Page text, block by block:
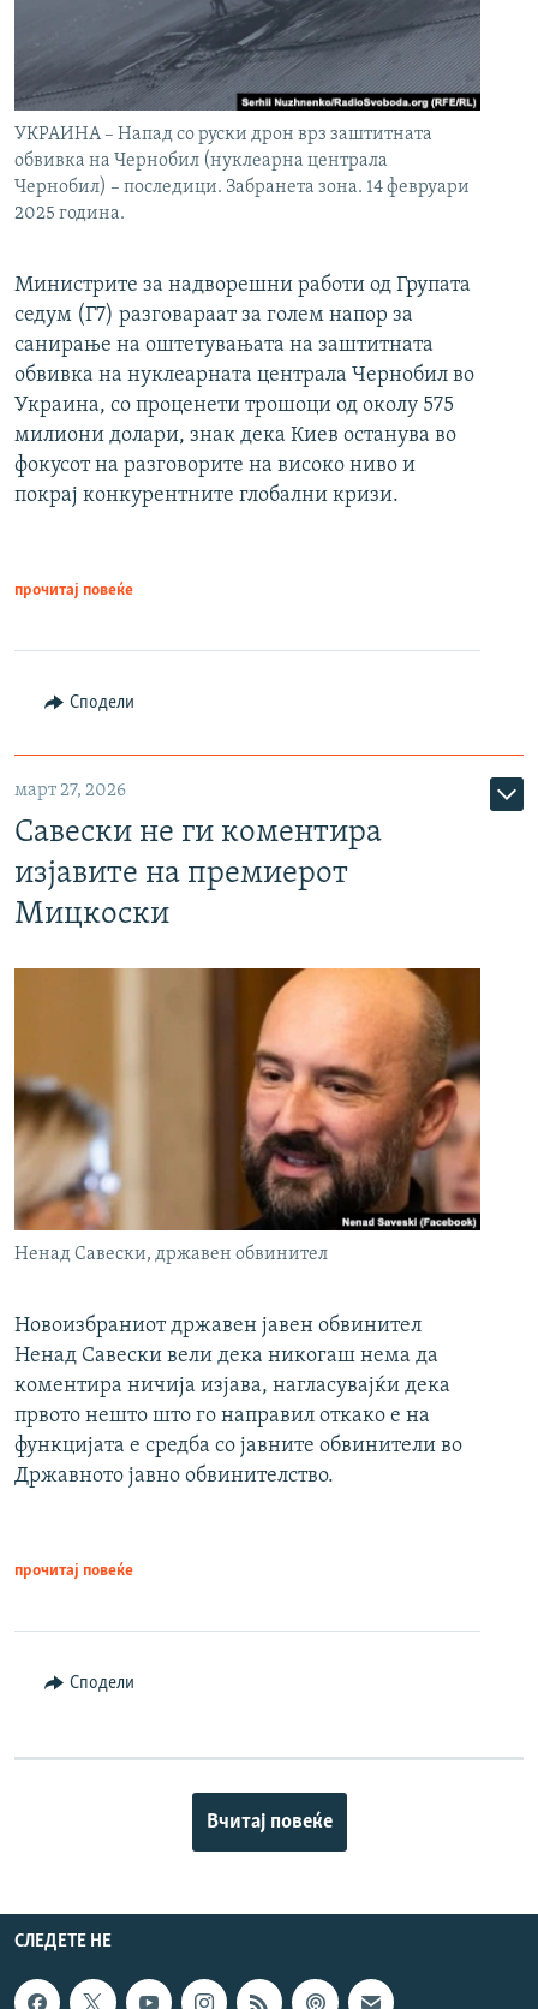
УКРАИНА – Напад со руски дрон врз заштитната
обвивка на Чернобил (нуклеарна централа
Чернобил) – последици. Забранета зона. 14 февруари
2025 година.
Министрите за надворешни работи од Групата
седум (Г7) разговараат за голем напор за
санирање на оштетувањата на заштитната
обвивка на нуклеарната централа Чернобил во
Украина, со проценети трошоци од околу 575
милиони долари, знак дека Киев останува во
фокусот на разговорите на високо ниво и
покрај конкурентните глобални кризи.
прочитај повеќе
Сподели
март 27, 2026
Савески не ги коментира
изјавите на премиерот
Мицкоски
Ненад Савески, државен обвинител
Новоизбраниот државен јавен обвинител
Ненад Савески вели дека никогаш нема да
коментира ничија изјава, нагласувајќи дека
првото нешто што го направил откако е на
функцијата е средба со јавните обвинители во
Државното јавно обвинителство.
прочитај повеќе
Сподели
Вчитај повеќе
СЛЕДЕТЕ НЕ